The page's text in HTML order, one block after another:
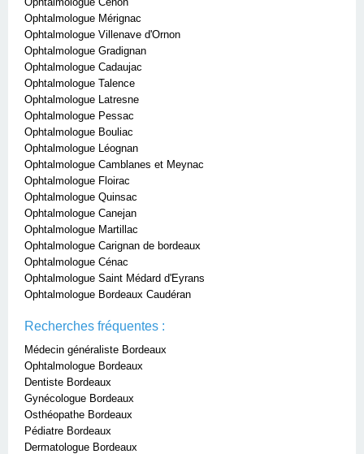
Ophtalmologue Mérignac
Ophtalmologue Villenave d'Ornon
Ophtalmologue Gradignan
Ophtalmologue Cadaujac
Ophtalmologue Talence
Ophtalmologue Latresne
Ophtalmologue Pessac
Ophtalmologue Bouliac
Ophtalmologue Léognan
Ophtalmologue Camblanes et Meynac
Ophtalmologue Floirac
Ophtalmologue Quinsac
Ophtalmologue Canejan
Ophtalmologue Martillac
Ophtalmologue Carignan de bordeaux
Ophtalmologue Cénac
Ophtalmologue Saint Médard d'Eyrans
Ophtalmologue Bordeaux Caudéran
Recherches fréquentes :
Médecin généraliste Bordeaux
Ophtalmologue Bordeaux
Dentiste Bordeaux
Gynécologue Bordeaux
Osthéopathe Bordeaux
Pédiatre Bordeaux
Dermatologue Bordeaux